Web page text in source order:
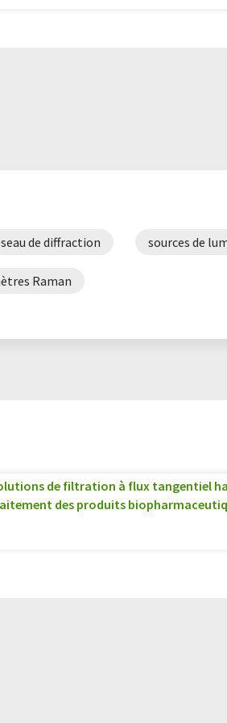
de diffraction sources de
Raman
de filtration à flux tangentiel
des produits